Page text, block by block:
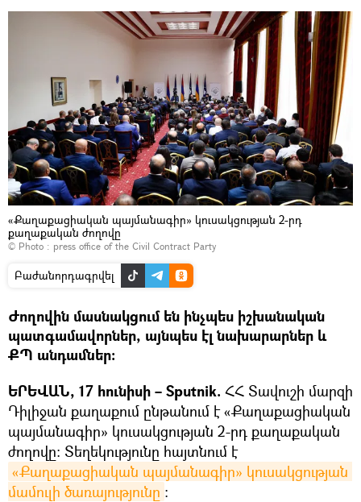
«Քաղաքացիական պայմանագիր» կուսակցության 2-րդ
քաղաքական ժողովը
© Photo : press office of the Civil Contract Party
Բաժանորդագրվել
Ժողովին մասնակցում են ինչպես իշխանական
պատգամավորներ, այնպես էլ նախարարներ և
ՔՊ անդամներ։
ԵՐԵՎԱՆ, 17 հունիսի – Sputnik. ՀՀ Տավուշի մարզի
Դիլիջան քաղաքում ընթանում է «Քաղաքացիական
պայմանագիր» կուսակցության 2-րդ քաղաքական
ժողովը։ Տեղեկությունը հայտնում է
«Քաղաքացիական պայմանագիր» կուսակցության
մամուլի ծառայությունը ։